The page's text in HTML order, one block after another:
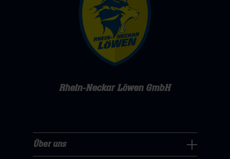
Rhein-Neckar Löwen GmbH
Über uns